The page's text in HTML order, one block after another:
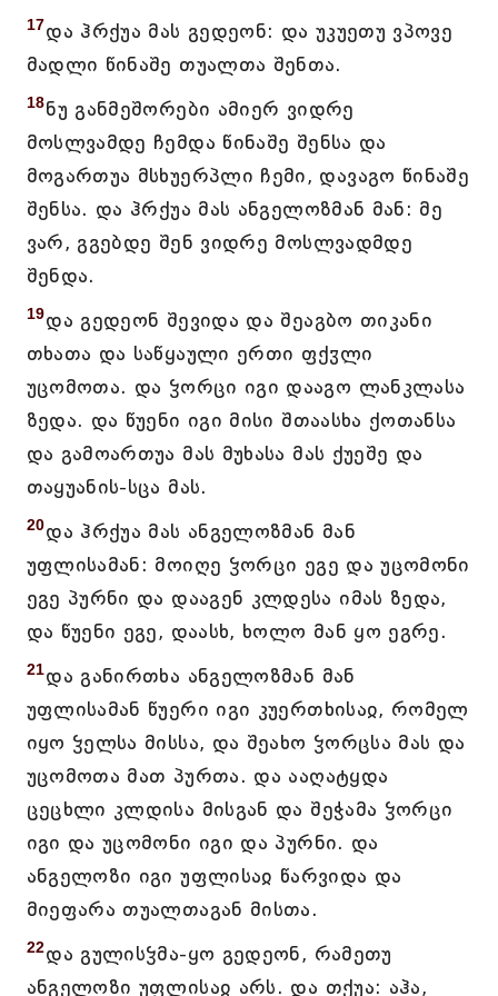
17და ჰრქუა მას გედეონ: და უკუეთუ ვპოვე
მადლი წინაშე თუალთა შენთა.
18ნუ განმეშორები ამიერ ვიდრე
მოსლვამდე ჩემდა წინაშე შენსა და
მოგართუა მსხუერპლი ჩემი, დავაგო წინაშე
შენსა. და ჰრქუა მას ანგელოზმან მან: მე
ვარ, გგებდე შენ ვიდრე მოსლვადმდე
შენდა.
19და გედეონ შევიდა და შეაგბო თიკანი
თხათა და საწყაული ერთი ფქჳლი
უცომოთა. და ჴორცი იგი დააგო ლანკლასა
ზედა. და წუენი იგი მისი შთაასხა ქოთანსა
და გამოართუა მას მუხასა მას ქუეშე და
თაყუანის-სცა მას.
20და ჰრქუა მას ანგელოზმან მან
უფლისამან: მოიღე ჴორცი ეგე და უცომონი
ეგე პურნი და დააგენ კლდესა იმას ზედა,
და წუენი ეგე, დაასხ, ხოლო მან ყო ეგრე.
21და განირთხა ანგელოზმან მან
უფლისამან წუერი იგი კუერთხისაჲ, რომელ
იყო ჴელსა მისსა, და შეახო ჴორცსა მას და
უცომოთა მათ პურთა. და ააღატყდა
ცეცხლი კლდისა მისგან და შეჭამა ჴორცი
იგი და უცომონი იგი და პურნი. და
ანგელოზი იგი უფლისაჲ წარვიდა და
მიეფარა თუალთაგან მისთა.
22და გულისჴმა-ყო გედეონ, რამეთუ
ანგელოზი უფლისაჲ არს. და თქუა: აჰა,